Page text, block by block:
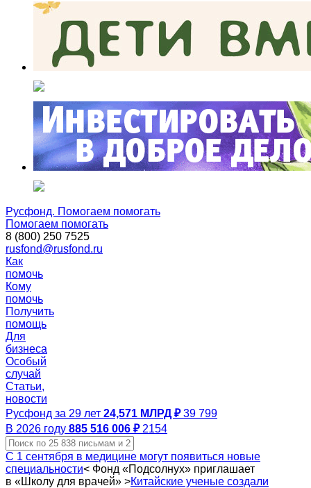
Русфонд. Помогаем помогать
Помогаем помогать
8 (800) 250 7525
rusfond@rusfond.ru
Как
помочь
Кому
помочь
Получить
помощь
Для
бизнеса
Особый
случай
Статьи,
новости
Русфонд за 29 лет 24,571 МЛРД ₽ 39 799
В 2026 году 885 516 006 ₽ 2154
С 1 сентября в медицине могут появиться новые
специальности< Фонд «Подсолнух» приглашает
в «Школу для врачей» >Китайские ученые создали